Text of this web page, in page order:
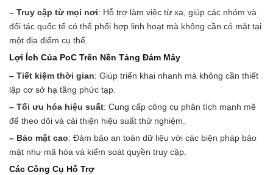
– Truy cập từ mọi nơi: Hỗ trợ làm việc từ xa, giúp các nhóm và
đối tác quốc tế có thể phối hợp linh hoạt mà không cần có mặt tại
một địa điểm cụ thể.
Lợi Ích Của PoC Trên Nền Tảng Đám Mây
– Tiết kiệm thời gian: Giúp triển khai nhanh mà không cần thiết
lập cơ sở hạ tầng phức tạp.
– Tối ưu hóa hiệu suất: Cung cấp công cụ phân tích mạnh mẽ
để theo dõi và cải thiện hiệu suất thử nghiệm.
– Bảo mật cao: Đảm bảo an toàn dữ liệu với các biện pháp bảo
mật như mã hóa và kiểm soát quyền truy cập.
Các Công Cụ Hỗ Trợ